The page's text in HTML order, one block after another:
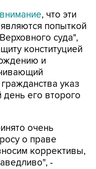
, что эти
попыткой
суда",
конституцией
и
указ
его второго
очень
о праве
коррективы,
-